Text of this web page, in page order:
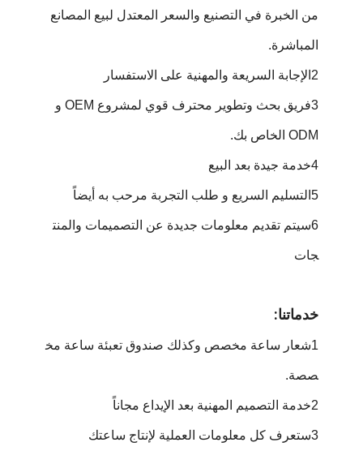
من الخبرة في التصنيع والسعر المعتدل لبيع المصانع
المباشرة.
2الإجابة السريعة والمهنية على الاستفسار
3فريق بحث وتطوير محترف قوي لمشروع OEM و
ODM الخاص بك.
4خدمة جيدة بعد البيع
5التسليم السريع و طلب التجربة مرحب به أيضاً
6سيتم تقديم معلومات جديدة عن التصميمات والمنت
جات
خدماتنا:
1شعار ساعة مخصص وكذلك صندوق تعبئة ساعة مخ
صصة.
2خدمة التصميم المهنية بعد الإيداع مجاناً
3ستعرف كل معلومات العملية لإنتاج ساعتك